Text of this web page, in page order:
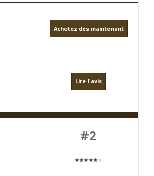
Achetez dès maintenant
Lire l'avis
#2
★★★★★★